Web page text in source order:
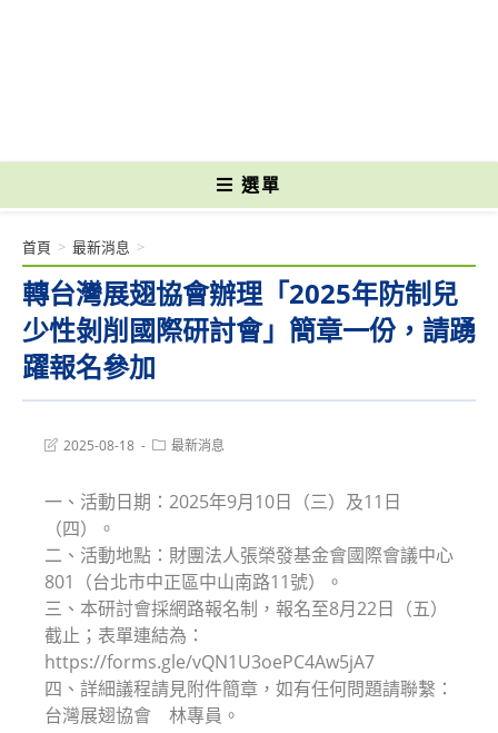
選單
轉台灣展翅協會辦理「2025年防制兒
少性剝削國際研討會」簡章一份，請踴
躍報名參加
首頁 > 最新消息 >
Post2025-08-18
Post最新消息
一、活動日期：2025年9月10日（三）及11日
（四）。
二、活動地點：財團法人張榮發基金會國際會議中心
801（台北市中正區中山南路11號）。
三、本研討會採網路報名制，報名至8月22日（五）
截止；表單連結為：
https://forms.gle/vQN1U3oePC4Aw5jA7
四、詳細議程請見附件簡章，如有任何問題請聯繫：
台灣展翅協會 林專員。